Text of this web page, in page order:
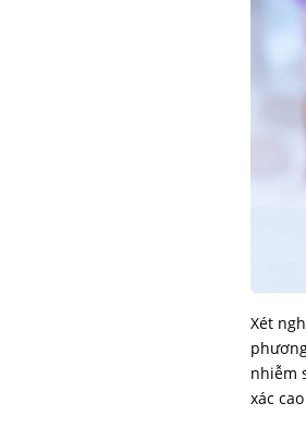
Xét
nhiễm
xác